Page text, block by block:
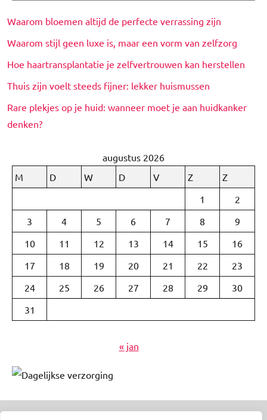
Waarom bloemen altijd de perfecte verrassing zijn
Waarom stijl geen luxe is, maar een vorm van zelfzorg
Hoe haartransplantatie je zelfvertrouwen kan herstellen
Thuis zijn voelt steeds fijner: lekker huismussen
Rare plekjes op je huid: wanneer moet je aan huidkanker
denken?
augustus 2026
M
D W D V Z
Z
1
2
3
4 5 6 7 8
9
10
11 12 13 14 15
16
17
18 19 20 21 22
23
24
25 26 27 28 29
30
31
« jan